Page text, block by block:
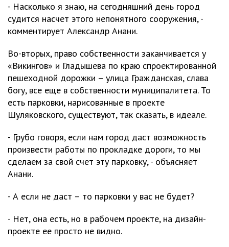
- Насколько я знаю, на сегодняшний день город
судится насчет этого непонятного сооружения, -
комментирует Александр Анани.
Во-вторых, право собственности заканчивается у
«Викингов» и Гладышева по краю спроектированной
пешеходной дорожки – улица Гражданская, слава
богу, все еще в собственности муниципалитета. То
есть парковки, нарисованные в проекте
Шуляковского, существуют, так сказать, в идеале.
- Грубо говоря, если нам город даст возможность
произвести работы по прокладке дороги, то мы
сделаем за свой счет эту парковку, - объясняет
Анани.
- А если не даст – то парковки у вас не будет?
- Нет, она есть, но в рабочем проекте, на дизайн-
проекте ее просто не видно.